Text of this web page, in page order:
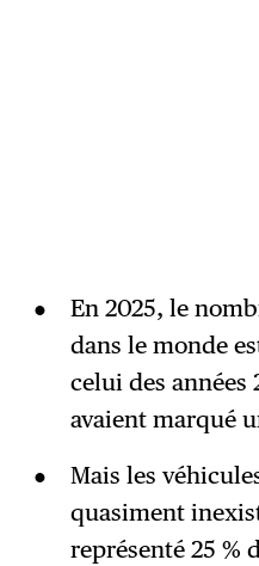
En 2025, le
dans le monde
celui des années
avaient marqué
Mais les
quasiment
représenté 25 %